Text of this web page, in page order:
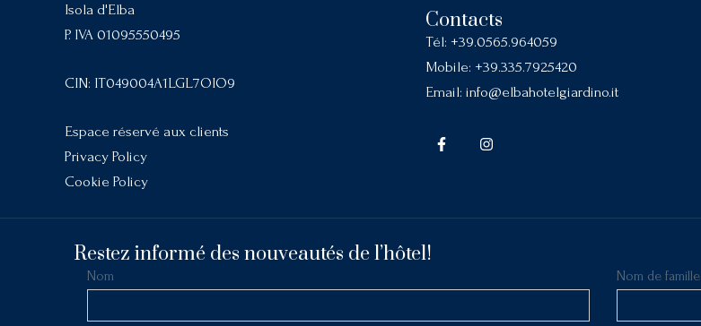
Isola d'Elba
P. IVA 01095550495
CIN: IT049004A1LGL7OIO9
Espace réservé aux clients
Privacy Policy
Cookie Policy
Contacts
Tél: +39.0565.964059
Mobile: +39.335.7925420
Email: info@elbahotelgiardino.it
Restez informé des nouveautés de l’hôtel!
Nom Nom de famille